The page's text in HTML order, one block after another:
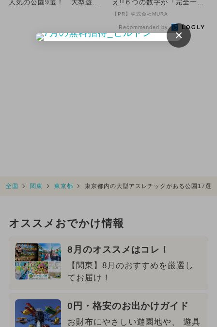
人気の公園9選！ 大型遊具
え!!６つの数字が『完全一
致』する方法
【PR】株式会社MURA
Recommended by
全国 関東 東京都 東京都内の大型アスレチックがある公園17
オススメおでかけ情報
8月のオススメはコレ！
【関東】8月のおすすめを厳選し
てお届け！
0円・格安のお出かけガイド
お財布にやさしい遊園地や、 遊具
×